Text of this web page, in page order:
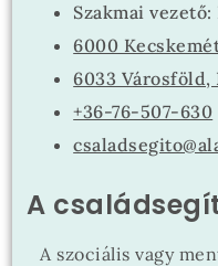
Szakmai
6000
6033 Városföld,
+36-76-507-630
A
A szociális vagy